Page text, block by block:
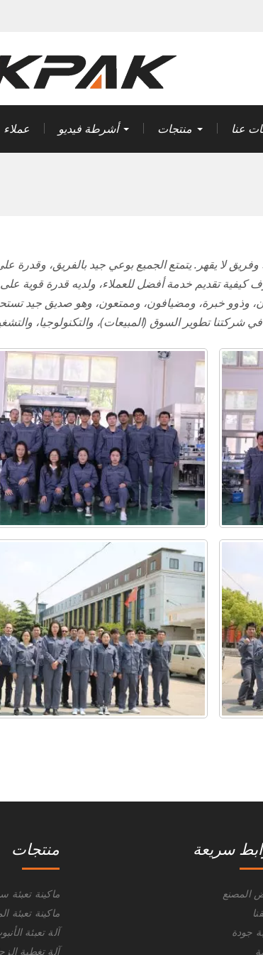
عنا منتجات أشرطة فيديو عملاء
لا يقهر. يتمتع الجميع بوعي جيد بالفريق، وقدرة
كيفية تقديم خدمة أفضل للعملاء، ولديه قدرة قوية
وذوو خبرة، ومضيافون، وممتعون، وهو صديق جيد تستحق
شركتنا تطوير السوق (المبيعات)، والتكنولوجيا،
منتجات
ماكينة تعبئة
ماكينة تعبئة
آلة تعبئة
آلة تغطية
سريعة
المصنع
جودة